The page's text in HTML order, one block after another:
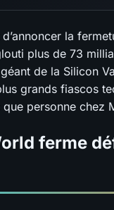
la
plus de 73
de la Silicon
grands fiascos
personne chez
ferme